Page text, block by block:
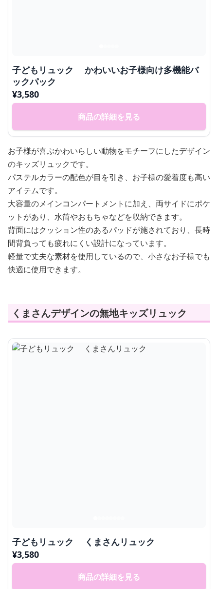
子どもリュック かわいいお子様向け多機能バ
ックパック
¥3,580
商品の詳細を見る
お子様が喜ぶかわいらしい動物をモチーフにしたデザイン
のキッズリュックです。
パステルカラーの配色が目を引き、お子様の愛着度も高い
アイテムです。
大容量のメインコンパートメントに加え、両サイドにポケ
ットがあり、水筒やおもちゃなどを収納できます。
背面にはクッション性のあるパッドが施されており、長時
間背負っても疲れにくい設計になっています。
軽量で丈夫な素材を使用しているので、小さなお子様でも
快適に使用できます。
くまさんデザインの無地キッズリュック
子どもリュック くまさんリュック
¥3,580
商品の詳細を見る